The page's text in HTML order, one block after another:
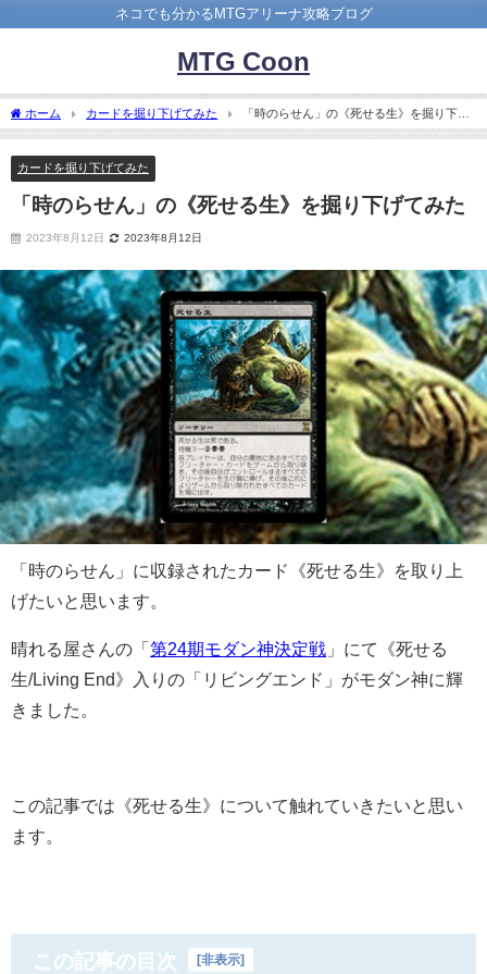
ネコでも分かるMTGアリーナ攻略ブログ
MTG Coon
ホーム カードを掘り下げてみた
「時のらせん」の《死せる生》を掘り下げ
てみた
カードを掘り下げてみた
「時のらせん」の《死せる生》を掘り下げてみた
2023年8月12日 2023年8月12日
「時のらせん」に収録されたカード《死せる生》を取り上
げたいと思います。
晴れる屋さんの「 第24期モダン神決定戦 」にて《死せる
生/Living End》入りの「リビングエンド」がモダン神に輝
きました。
この記事では《死せる生》について触れていきたいと思い
ます。
この記事の目次 非表示